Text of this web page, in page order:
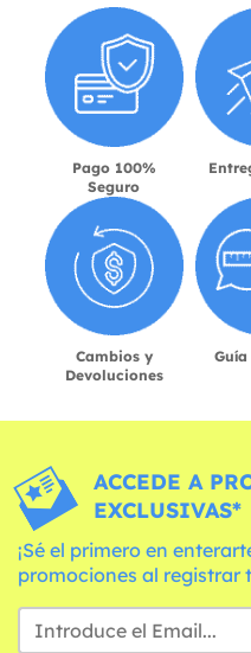
Pago 100%
Seguro
Cambios y
Devoluciones
ACCEDE A
EXCLUSIVAS*
¡Sé el primero en
promociones al registrar